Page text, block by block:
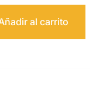
al carrito